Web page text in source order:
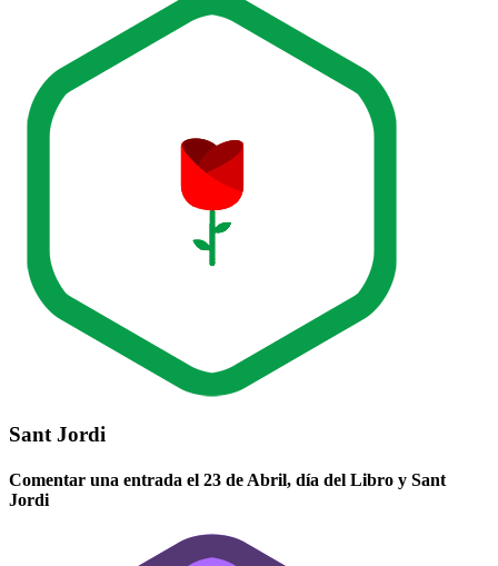
Sant Jordi
Comentar una entrada el 23 de Abril, día del Libro y Sant
Jordi